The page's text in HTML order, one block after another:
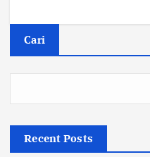
Cari
Recent Posts